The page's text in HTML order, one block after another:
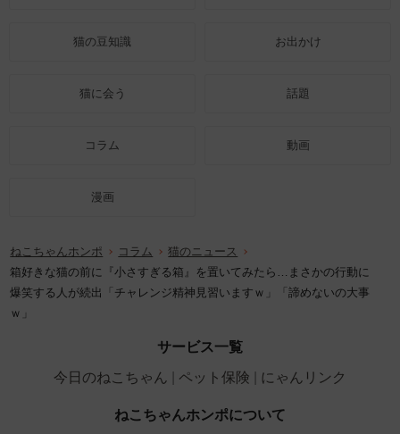
猫の豆知識 お出かけ
猫に会う 話題
コラム 動画
漫画
ねこちゃんホンポ コラム
猫のニュース
箱好きな猫の前に『小さすぎる箱』を置いてみたら…まさかの行動に
爆笑する人が続出「チャレンジ精神見習いますｗ」「諦めないの大事
ｗ」
サービス一覧
今日のねこちゃん
ペット保険 にゃんリンク
ねこちゃんホンポについて